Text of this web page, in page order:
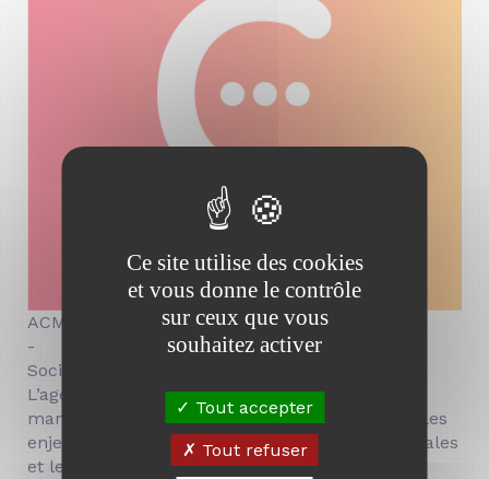
ACM
-
Social Media Manager
L’agence ACM, experte en community
management et marketing digital, partage sur les
enjeux des réseaux sociaux, les stratégies digitales
et les tendances du secteur.
Ce site utilise des cookies
et vous donne le contrôle
sur ceux que vous
souhaitez activer
Tout accepter
Tout refuser